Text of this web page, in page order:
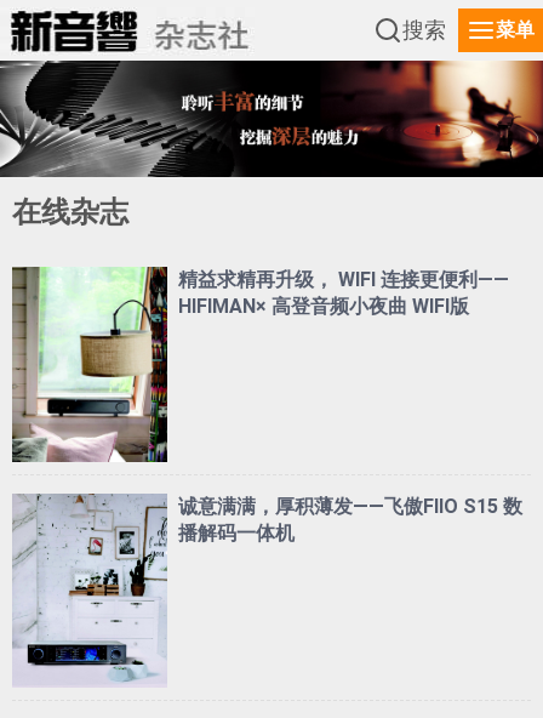
搜索 菜单
在线杂志
精益求精再升级， WIFI 连接更便利——
HIFIMAN× 高登音频小夜曲 WIFI版
诚意满满，厚积薄发——飞傲FIIO S15 数
播解码一体机